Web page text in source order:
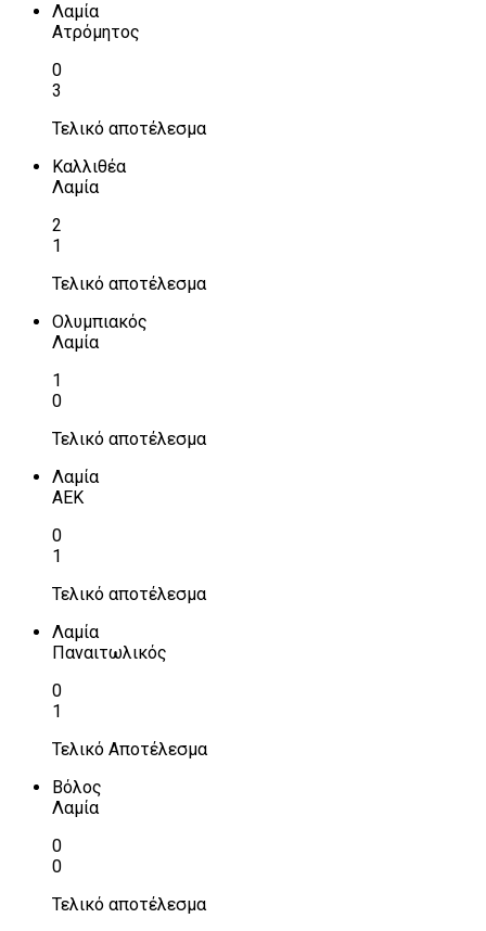
Λαμία
Ατρόμητος
0
3
Τελικό αποτέλεσμα
Καλλιθέα
Λαμία
2
1
Τελικό αποτέλεσμα
Ολυμπιακός
Λαμία
1
0
Τελικό αποτέλεσμα
Λαμία
ΑΕΚ
0
1
Τελικό αποτέλεσμα
Λαμία
Παναιτωλικός
0
1
Τελικό Αποτέλεσμα
Βόλος
Λαμία
0
0
Τελικό αποτέλεσμα